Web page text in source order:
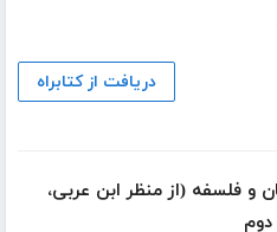
دریافت از کتابراه
و فلسفه (از منظر ابن عربی،
دوم